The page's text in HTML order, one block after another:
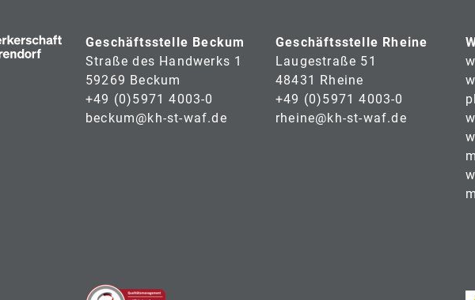
Geschäftsstelle Beckum
Straße des Handwerks 1
59269 Beckum
+49 (0)5971 4003-0
beckum@kh-st-waf.de
Geschäftsstelle Rheine
Laugestraße 51
48431 Rheine
+49 (0)5971 4003-0
rheine@kh-st-waf.de